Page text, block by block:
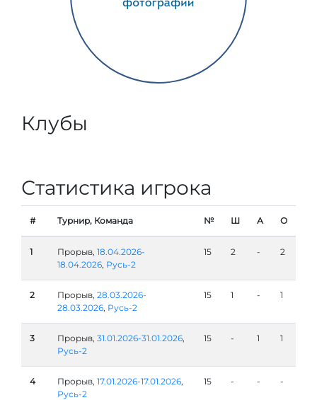
Клубы
Статистика игрока
# Турнир, Команда № Ш А О
1 Прорыв, 18.04.2026-
18.04.2026, Русь-2
15 2 - 2
2 Прорыв, 28.03.2026-
28.03.2026, Русь-2
15 1 - 1
3 Прорыв, 31.01.2026-31.01.2026,
Русь-2
15 - 1 1
4 Прорыв, 17.01.2026-17.01.2026,
Русь-2
15 - - -